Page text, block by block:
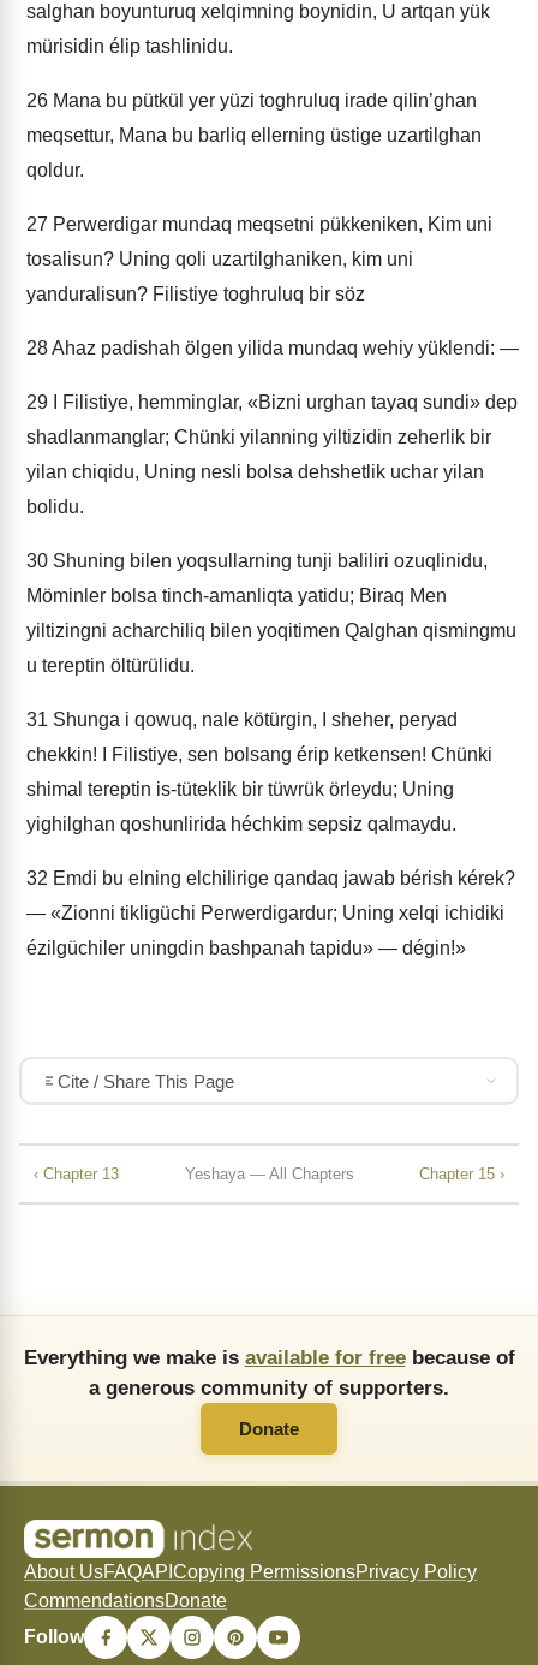
salghan boyunturuq xelqimning boynidin, U artqan yük
mürisidin élip tashlinidu.
26 Mana bu pütkül yer yüzi toghruluq irade qilin’ghan
meqsettur, Mana bu barliq ellerning üstige uzartilghan
qoldur.
27 Perwerdigar mundaq meqsetni pükkeniken, Kim uni
tosalisun? Uning qoli uzartilghaniken, kim uni
yanduralisun? Filistiye toghruluq bir söz
28Ahaz padishah ölgen yilida mundaq wehiy yüklendi: —
29 I Filistiye, hemminglar, «Bizni urghan tayaq sundi» dep
shadlanmanglar; Chünki yilanning yiltizidin zeherlik bir
yilan chiqidu, Uning nesli bolsa dehshetlik uchar yilan
bolidu.
30 Shuning bilen yoqsullarning tunji baliliri ozuqlinidu,
Möminler bolsa tinch-amanliqta yatidu; Biraq Men
yiltizingni acharchiliq bilen yoqitimen Qalghan qismingmu
u tereptin öltürülidu.
31 Shunga i qowuq, nale kötürgin, I sheher, peryad
chekkin! I Filistiye, sen bolsang érip ketkensen! Chünki
shimal tereptin is-tüteklik bir tüwrük örleydu; Uning
yighilghan qoshunlirida héchkim sepsiz qalmaydu.
32 Emdi bu elning elchilirige qandaq jawab bérish kérek?
— «Zionni tikligüchi Perwerdigardur; Uning xelqi ichidiki
ézilgüchiler uningdin bashpanah tapidu» — dégin!»
Cite / Share This Page
‹ Chapter 13 Yeshaya — All Chapters Chapter 15 ›
Everything we make is available for freebecause of
a generous community of supporters.
Donate
About UsFAQAPI Copying PermissionsPrivacy Policy
CommendationsDonate
Follow